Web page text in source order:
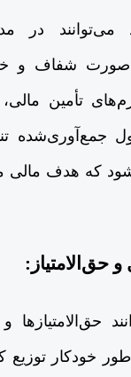
می‌توانند در
شفاف و
تأمین
جمع‌آوری‌شده
که هدف مالی
خودکار